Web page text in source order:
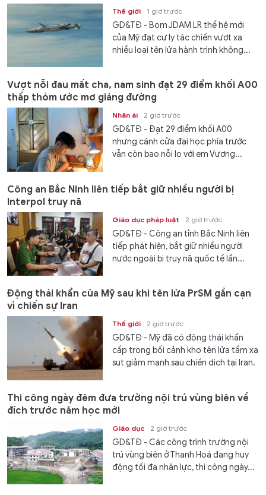
Thế giới 1 giờ trước
GD&TĐ - Bom JDAM LR thế hệ mới
của Mỹ đạt cự ly tác chiến vượt xa
nhiều loại tên lửa hành trình không...
Vượt nỗi đau mất cha, nam sinh đạt 29 điểm khối A00
thấp thỏm ước mơ giảng đường
Nhân ái 2 giờ trước
GD&TĐ - Đạt 29 điểm khối A00
nhưng cánh cửa đại học phía trước
vẫn còn bao nỗi lo với em Vương...
Công an Bắc Ninh liên tiếp bắt giữ nhiều người bị
Interpol truy nã
Giáo dục pháp luật 2 giờ trước
GD&TĐ - Công an tỉnh Bắc Ninh liên
tiếp phát hiện, bắt giữ nhiều người
nước ngoài bị truy nã quốc tế lẩn...
Động thái khẩn của Mỹ sau khi tên lửa PrSM gần cạn
vì chiến sự Iran
Thế giới 2 giờ trước
GD&TĐ - Mỹ đã có động thái khẩn
cấp trong bối cảnh kho tên lửa tầm xa
sụt giảm mạnh sau chiến dịch tại Iran.
Thi công ngày đêm đưa trường nội trú vùng biên về
đích trước năm học mới
Giáo dục 2 giờ trước
GD&TĐ - Các công trình trường nội
trú vùng biên ở Thanh Hoá đang huy
động tối đa nhân lực, thi công ngày...